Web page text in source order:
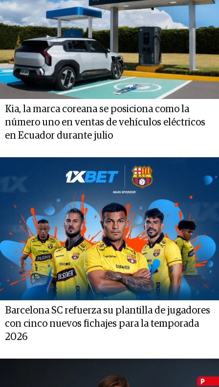
Kia, la marca coreana se posiciona como la
número uno en ventas de vehículos eléctricos
en Ecuador durante julio
Barcelona SC refuerza su plantilla de jugadores
con cinco nuevos fichajes para la temporada
2026